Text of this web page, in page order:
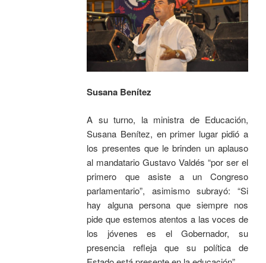
Susana Benítez
A su turno, la ministra de Educación,
Susana Benítez, en primer lugar pidió a
los presentes que le brinden un aplauso
al mandatario Gustavo Valdés “por ser el
primero que asiste a un Congreso
parlamentario”, asimismo subrayó: “Si
hay alguna persona que siempre nos
pide que estemos atentos a las voces de
los jóvenes es el Gobernador, su
presencia refleja que su política de